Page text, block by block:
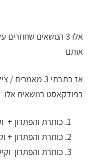
אלו 3 הנושאים
אותם
אז כתבתי 3
בפודקאסט בנושאים אלו
כותרת והפתרון +
כותרת והפתרון +
כותרת והפתרון